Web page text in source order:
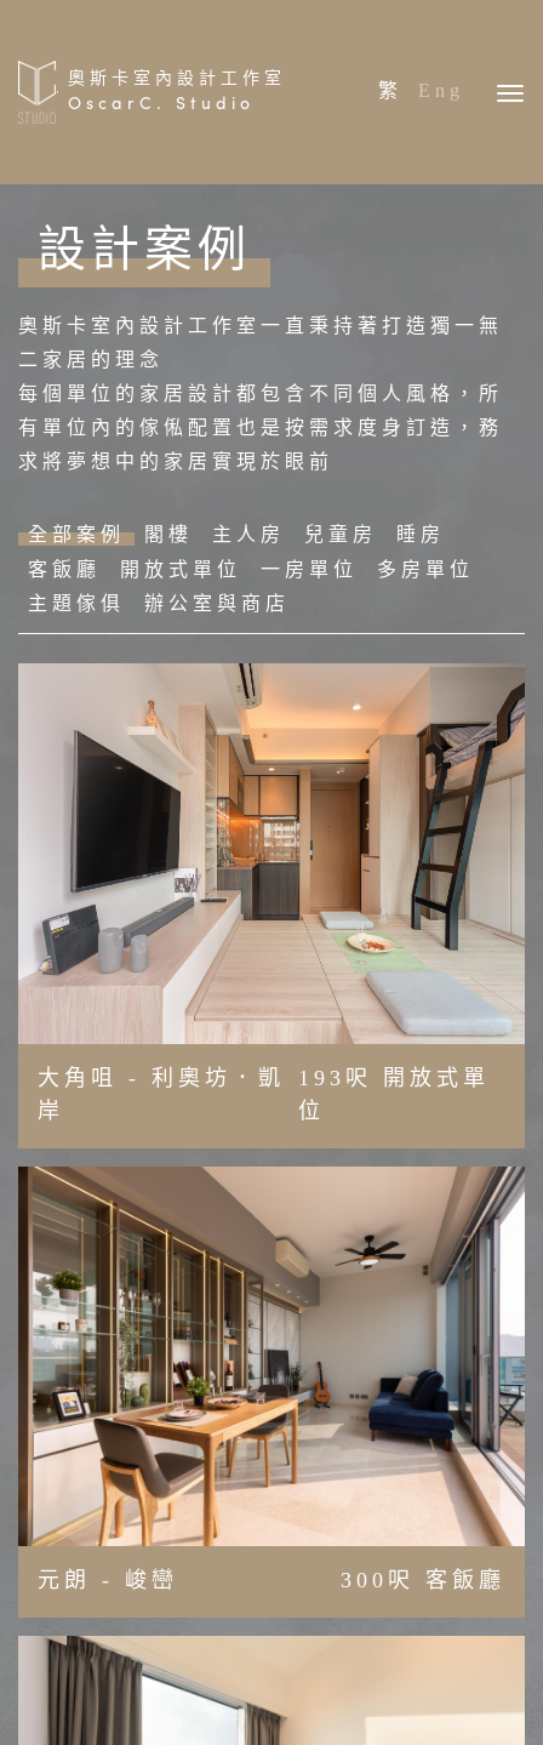
奧斯卡室內設計工作室
OscarC. Studio
繁 Eng
關於我們
預約報價
報價流程
設計案例
奧斯卡室內設計工作室一直秉持著打造獨一無
二家居的理念
每個單位的家居設計都包含不同個人風格，所
有單位內的傢俬配置也是按需求度身訂造，務
求將夢想中的家居實現於眼前
全部案例 閣樓 主人房 兒童房
睡房
客飯廳
開放式單位 一房單位
多房單位
主題傢俱
辦公室與商店
大角咀 - 利奧坊．凱
岸
193呎 開放式單
位
元朗 - 峻巒 300呎 客飯廳